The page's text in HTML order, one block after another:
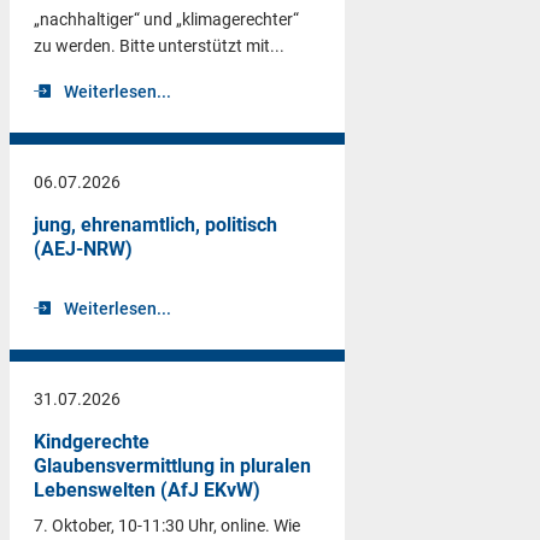
„nachhaltiger“ und „klimagerechter“
zu werden. Bitte unterstützt mit...
Weiterlesen...
06.07.2026
jung, ehrenamtlich, politisch
(AEJ-NRW)
Weiterlesen...
31.07.2026
Kindgerechte
Glaubensvermittlung in pluralen
Lebenswelten (AfJ EKvW)
7. Oktober, 10-11:30 Uhr, online. Wie